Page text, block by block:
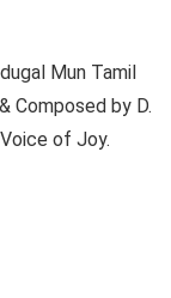
Mun Tamil
Composed by D.
of Joy.